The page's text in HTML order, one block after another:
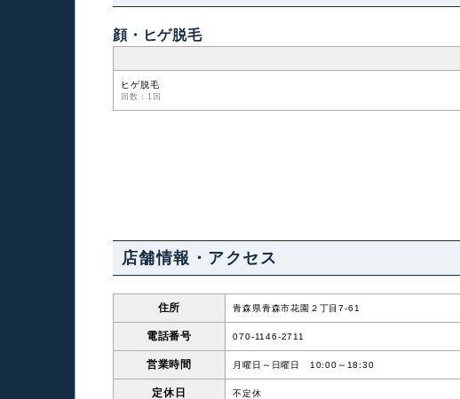
顔・ヒゲ脱毛
ヒゲ脱毛
回数：1回
店舗情報・アクセス
住所 青森県青森市花園２丁目7-61
電話番号 070-1146-2711
営業時間 月曜日～日曜日 10:00～18:30
定休日 不定休